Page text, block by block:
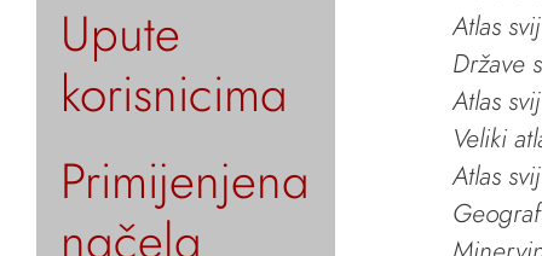
Upute
korisnicima
Primijenjena
načela
Atlas
Države
Atlas
Veliki
Atlas